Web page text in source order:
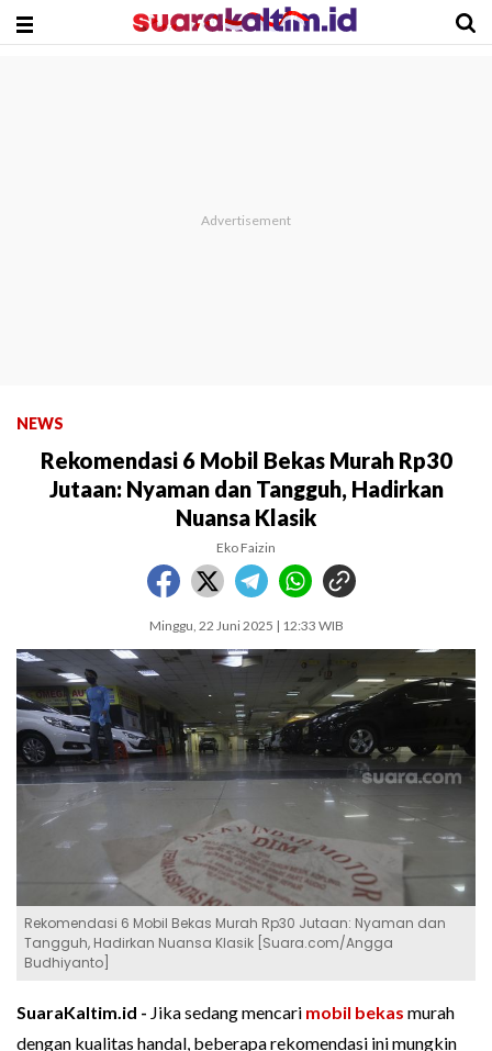
NEWS
Rekomendasi 6 Mobil Bekas Murah Rp30
Jutaan: Nyaman dan Tangguh, Hadirkan
Nuansa Klasik
Eko Faizin
Minggu, 22 Juni 2025 | 12:33 WIB
Rekomendasi 6 Mobil Bekas Murah Rp30 Jutaan: Nyaman dan
Tangguh, Hadirkan Nuansa Klasik [Suara.com/Angga
Budhiyanto]
SuaraKaltim.id - Jika sedang mencari mobil bekas murah
dengan kualitas handal, beberapa rekomendasi ini mungkin